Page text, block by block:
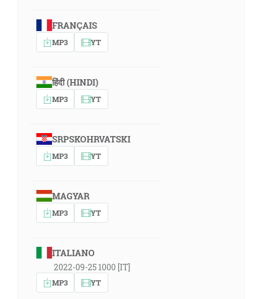
FRANÇAIS
MP3 YT
हिंदी (HINDI)
MP3 YT
SRPSKOHRVATSKI
MP3 YT
MAGYAR
MP3 YT
ITALIANO
2022-09-25 1000 [IT]
MP3 YT